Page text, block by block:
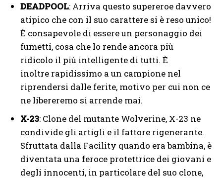
DEADPOOL: Arriva questo supereroe davvero
atipico che con il suo carattere si è reso unico!
È consapevole di essere un personaggio dei
fumetti, cosa che lo rende ancora più
ridicolo il più intelligente di tutti. È
inoltre rapidissimo a un campione nel
riprendersi dalle ferite, motivo per cui non ce
ne libereremo si arrende mai.
X-23: Clone del mutante Wolverine, X-23 ne
condivide gli artigli e il fattore rigenerante.
Sfruttata dalla Facility quando era bambina, è
diventata una feroce protettrice dei giovani e
degli innocenti, in particolare del suo clone,